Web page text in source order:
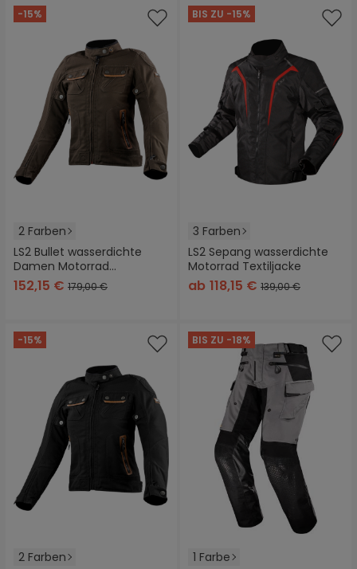
-15%
2 Farben
LS2 Bullet wasserdichte
Damen Motorrad
Textiljacke
152,15 € 179,00 €
BIS ZU -15%
3 Farben
LS2 Sepang wasserdichte
Motorrad Textiljacke
ab 118,15 € 139,00 €
-15%
2 Farben
BIS ZU -18%
1 Farbe